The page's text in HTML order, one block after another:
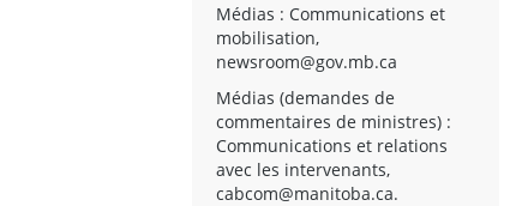
Médias : Communications et
mobilisation,
newsroom@gov.mb.ca
Médias (demandes de
commentaires de ministres) :
Communications et relations
avec les intervenants,
cabcom@manitoba.ca.